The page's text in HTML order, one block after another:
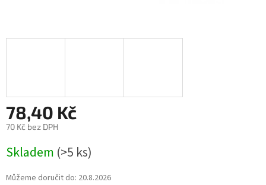
78,40 Kč
70 Kč bez DPH
cena:
Skladem (>5 ks)
Můžeme doručit do: 20.8.2026